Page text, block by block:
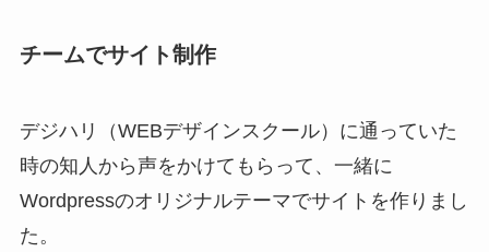
チームでサイト制作
デジハリ（WEBデザインスクール）に通っていた
時の知人から声をかけてもらって、一緒に
Wordpressのオリジナルテーマでサイトを作りまし
た。